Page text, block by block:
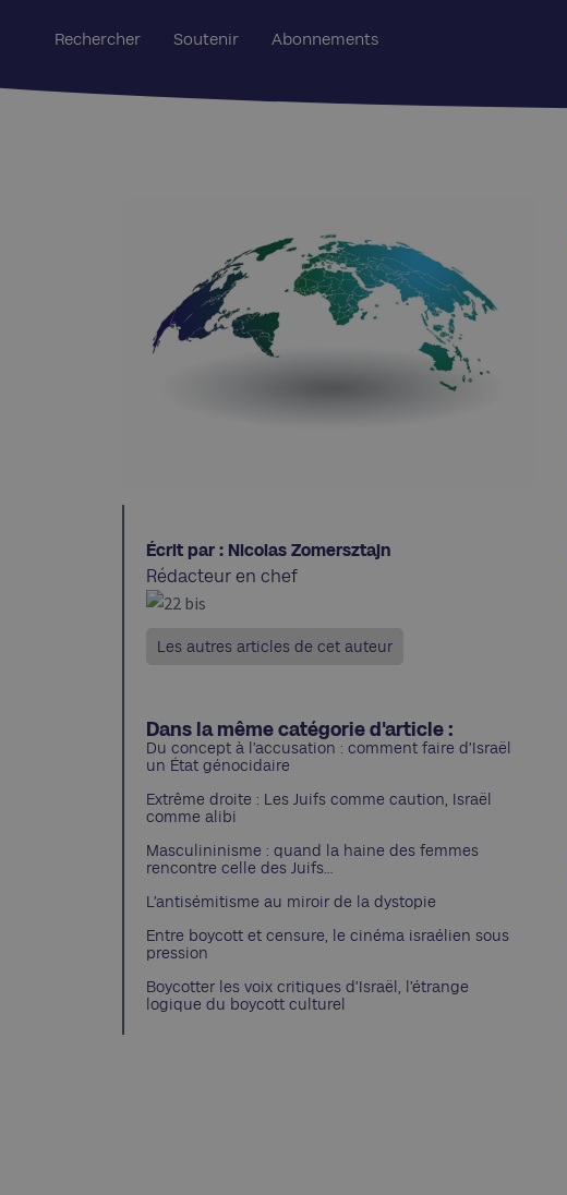
Rechercher Soutenir Abonnements
Écrit par : Nicolas Zomersztajn
Rédacteur en chef
Les autres articles de cet auteur
Dans la même catégorie d'article :
Du concept à l’accusation : comment faire d’Israël
un État génocidaire
Extrême droite : Les Juifs comme caution, Israël
comme alibi
Masculininisme : quand la haine des femmes
rencontre celle des Juifs…
L’antisémitisme au miroir de la dystopie
Entre boycott et censure, le cinéma israélien sous
pression
Boycotter les voix critiques d’Israël, l’étrange
logique du boycott culturel